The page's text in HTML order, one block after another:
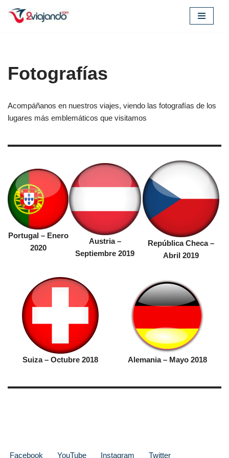
Fotografías
Acompáñanos en nuestros viajes, viendo las fotografías de los
lugares más emblemáticos que visitamos
Portugal – Enero
2020
Austria –
Septiembre 2019
República Checa –
Abril 2019
Suiza – Octubre 2018 Alemania – Mayo 2018
Facebook YouTube Instagram Twitter